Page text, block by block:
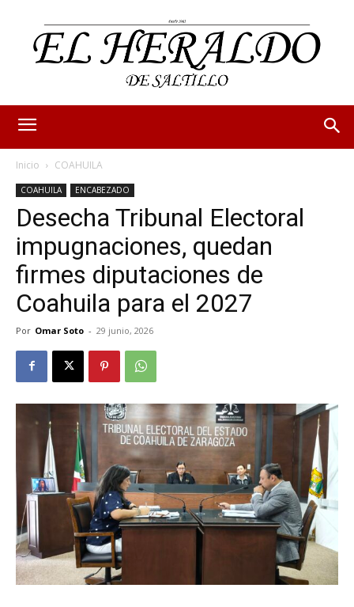
Inicio COAHUILA
COAHUILA ENCABEZADO
Desecha Tribunal Electoral
impugnaciones, quedan
firmes diputaciones de
Coahuila para el 2027
Por Omar Soto - 29 junio, 2026